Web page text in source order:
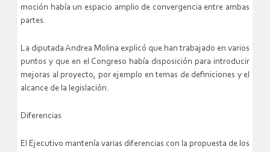
moción había un espacio amplio de convergencia entre ambas
partes.
La diputada Andrea Molina explicó que han trabajado en varios
puntos y que en el Congreso había disposición para introducir
mejoras al proyecto, por ejemplo en temas de definiciones y el
alcance de la legislación.
Diferencias
El Ejecutivo mantenía varias diferencias con la propuesta de los